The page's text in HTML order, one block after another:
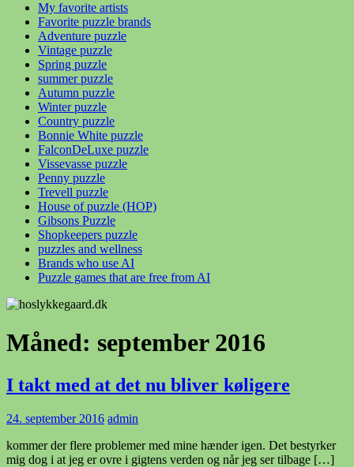
My favorite artists
Favorite puzzle brands
Adventure puzzle
Vintage puzzle
Spring puzzle
summer puzzle
Autumn puzzle
Winter puzzle
Country puzzle
Bonnie White puzzle
FalconDeLuxe puzzle
Vissevasse puzzle
Penny puzzle
Trevell puzzle
House of puzzle (HOP)
Gibsons Puzzle
Shopkeepers puzzle
puzzles and wellness
Brands who use AI
Puzzle games that are free from AI
Måned: september 2016
I takt med at det nu bliver køligere
24. september 2016 admin
kommer der flere problemer med mine hænder igen. Det bestyrker
mig dog i at jeg er ovre i gigtens verden og når jeg ser tilbage […]